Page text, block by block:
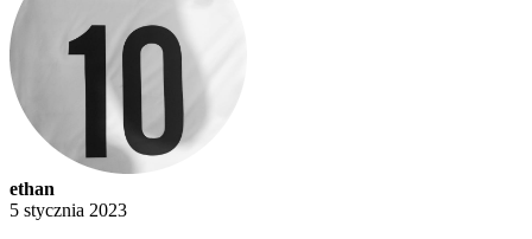
ethan
5 stycznia 2023